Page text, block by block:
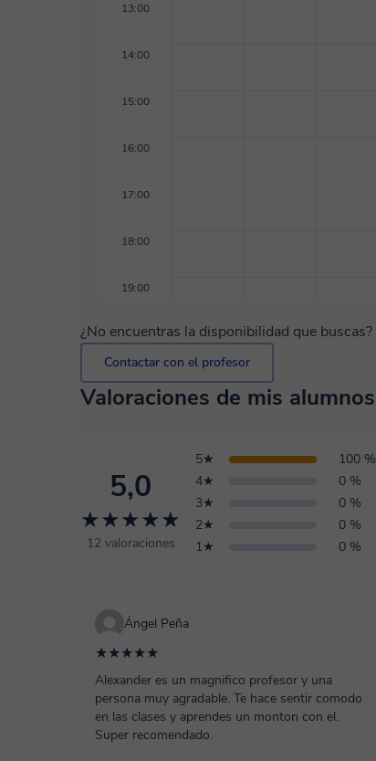
13:00
14:00
15:00
16:00
17:00
18:00
19:00
¿No encuentras la disponibilidad que buscas?
Contactar con el profesor
Valoraciones de mis alumnos
5,0
★★★★★
12 valoraciones
5★
100 %
4★
0 %
3★
0 %
2★
0 %
1★
0 %
Ángel Peña
★★★★★
Alexander es un magnifico profesor y una
persona muy agradable. Te hace sentir comodo
en las clases y aprendes un monton con el.
Super recomendado.